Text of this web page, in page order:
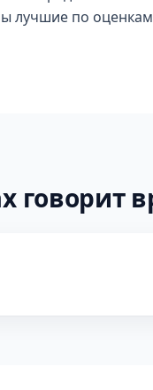
лучшие по
говорит